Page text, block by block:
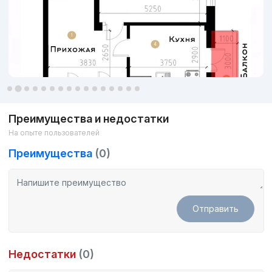
Преимущества и недостатки
На опыте пользователей
Преимущества (0)
Отправить
Недостатки (0)